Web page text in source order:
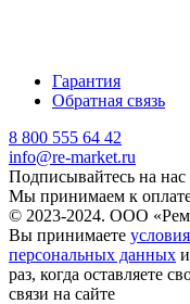
Гарантия
Обратная связь
8 800 555 64 42
info@re-market.ru
Подписывайтесь на нас
Мы принимаем к
© 2023-2024. ООО
Вы принимаете
персональных данных и
раз, когда оставляете
связи на сайте